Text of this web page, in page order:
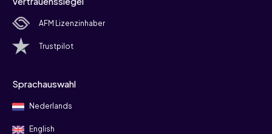
AFM Lizenzinhaber
Trustpilot
Sprachauswahl
Nederlands
English